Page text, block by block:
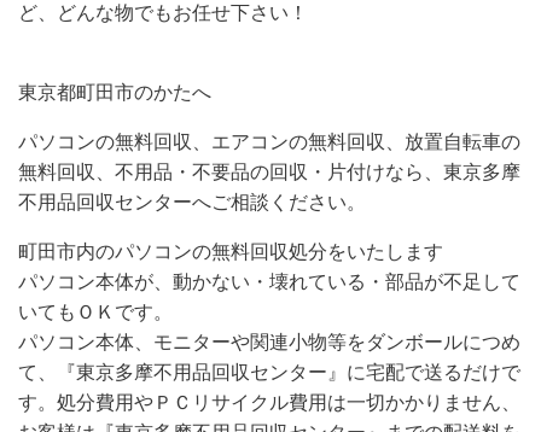
ど、どんな物でもお任せ下さい！
東京都町田市のかたへ
パソコンの無料回収、エアコンの無料回収、放置自転車の
無料回収、不用品・不要品の回収・片付けなら、東京多摩
不用品回収センターへご相談ください。
町田市内のパソコンの無料回収処分をいたします
パソコン本体が、動かない・壊れている・部品が不足して
いてもＯＫです。
パソコン本体、モニターや関連小物等をダンボールにつめ
て、『東京多摩不用品回収センター』に宅配で送るだけで
す。処分費用やＰＣリサイクル費用は一切かかりません、